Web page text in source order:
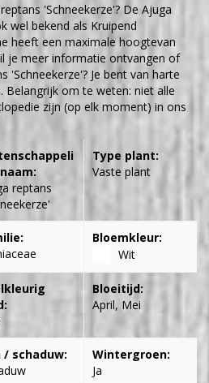
'Schneekerze'? De Ajuga
wel bekend als Kruipend
heeft een maximale hoogtevan
je meer informatie ontvangen of
'Schneekerze'? Je bent van harte
om te weten: niet alle
zijn (op elk moment) in ons
reptans
Type plant:
Vaste plant
Bloemkleur:
Wit
Bloeitijd:
April, Mei
/ schaduw:
Wintergroen:
Ja